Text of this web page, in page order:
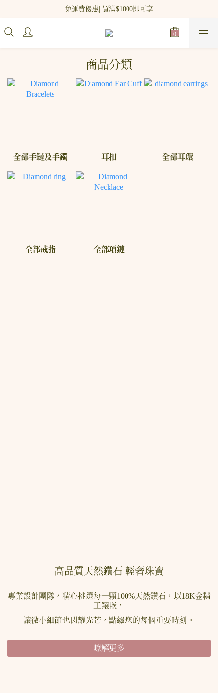
新網站會員登記 即贈$100 購物金!
免運費優惠| 買滿$1000即可享
新網站會員登記 即贈$100 購物金!
商品分類
全部手鏈及手鐲 耳扣 全部耳環
全部戒指 全部項鏈
高品質天然鑽石 輕奢珠寶
專業設計團隊，精心挑選每一顆100%天然鑽石，以18K金精
工鑲嵌，
讓微小細節也閃耀光芒，點綴您的每個重要時刻。
暸解更多